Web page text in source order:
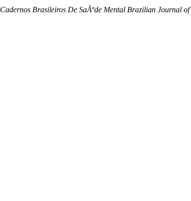
Cadernos Brasileiros De SaÃºde Mental Brazilian Journal